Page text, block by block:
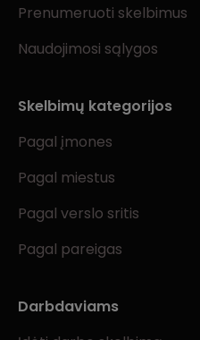
Prenumeruoti skelbimus
Naudojimosi sąlygos
Skelbimų kategorijos
Pagal įmones
Pagal miestus
Pagal verslo sritis
Pagal pareigas
Darbdaviams